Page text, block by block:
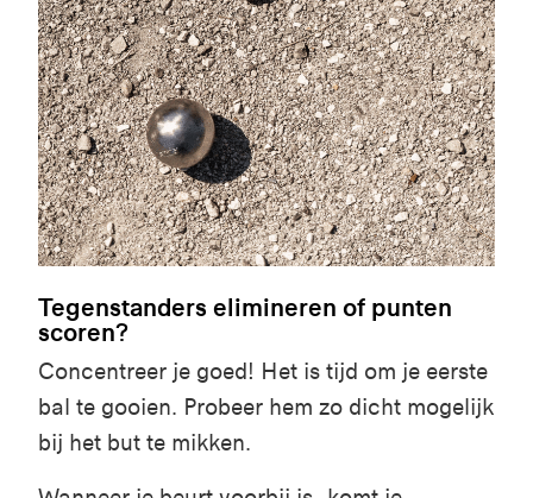
Tegenstanders elimineren of punten
scoren?
Concentreer je goed! Het is tijd om je eerste
bal te gooien. Probeer hem zo dicht mogelijk
bij het but te mikken.